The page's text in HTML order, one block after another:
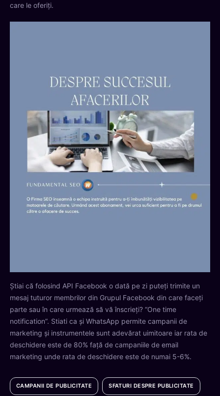
care le oferiți.
Știai că folosind API Facebook o dată pe zi puteți trimite un
mesaj tuturor membrilor din Grupul Facebook din care faceți
parte sau în care urmează să vă înscrieți? “One time
notification”. Stiati ca și WhatsApp permite campanii de
marketing și instrumentele sunt adevărat uimitoare iar rata de
deschidere este de 80% față de campaniile de email
marketing unde rata de deschidere este de numai 5-6%.
CAMPANII DE PUBLICITATE SFATURI DESPRE PUBLICITATE